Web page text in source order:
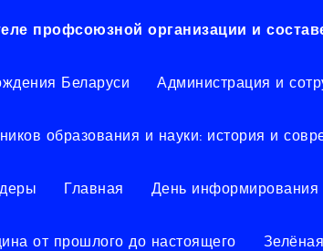
профсоюзной организации и
Беларуси Администрация и
образования и науки: история и
Главная День информирования
от прошлого до настоящего